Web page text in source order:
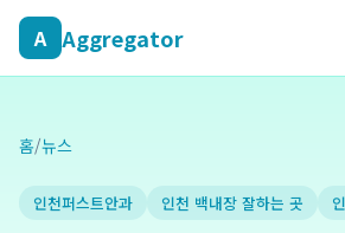
A Aggregator
홈/뉴스
인천퍼스트안과 인천 백내장 잘하는 곳